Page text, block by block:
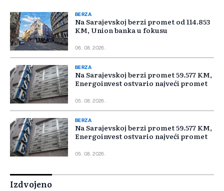
BERZA
Na Sarajevskoj berzi promet od 114.853
KM, Union banka u fokusu
06. 08. 2026.
BERZA
Na Sarajevskoj berzi promet 59.577 KM,
Energoinvest ostvario najveći promet
05. 08. 2026.
BERZA
Na Sarajevskoj berzi promet 59.577 KM,
Energoinvest ostvario najveći promet
05. 08. 2026.
Izdvojeno